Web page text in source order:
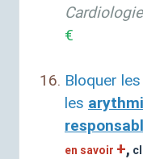
€
Bloquer
les
en savoir +,